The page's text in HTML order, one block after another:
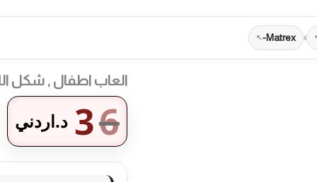
›
Matrex-
العاب اطفال , شكل
6
3 د.اردني